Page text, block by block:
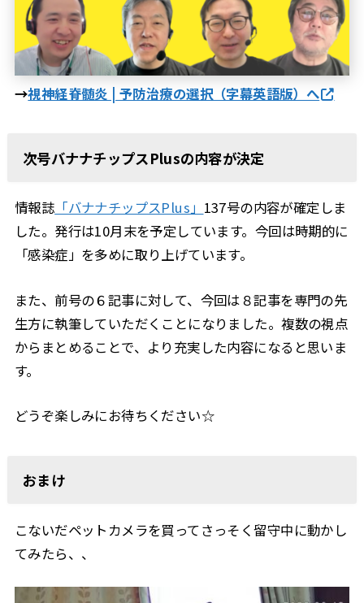
→視神経脊髄炎 | 予防治療の選択（字幕英語版）へ
次号バナナチップスPlusの内容が決定
情報誌 「バナナチップスPlus」 137号の内容が確定しま
した。発行は10月末を予定しています。今回は時期的に
「感染症」を多めに取り上げています。
また、前号の６記事に対して、今回は８記事を専門の先
生方に執筆していただくことになりました。複数の視点
からまとめることで、より充実した内容になると思いま
す。
どうぞ楽しみにお待ちください☆
おまけ
こないだペットカメラを買ってさっそく留守中に動かし
てみたら、、